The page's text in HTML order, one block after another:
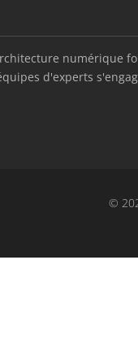
numérique
d'experts
©